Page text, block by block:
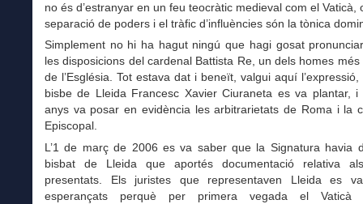
no és d’estranyar en un feu teocràtic medieval com el Vaticà,
separació de poders i el tràfic d’influències són la tònica
Simplement no hi ha hagut ningú que hagi gosat
les disposicions del cardenal Battista Re, un dels homes
de l’Església. Tot estava dat i beneït, valgui aquí
bisbe de Lleida Francesc Xavier Ciuraneta es va plantar, i
anys va posar en evidència les arbitrarietats de Roma i la
Episcopal.
L’1 de març de 2006 es va saber que la Signatura havia
bisbat de Lleida que aportés documentació relativa
presentats. Els juristes que representaven Lleida es
esperançats perquè per primera vegada el Vaticà